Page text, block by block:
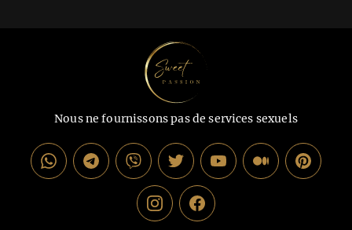
Nous ne fournissons pas de services sexuels